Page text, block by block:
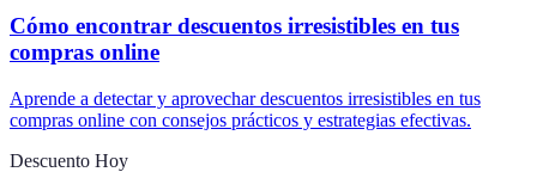
Cómo encontrar descuentos irresistibles en tus
compras online
Aprende a detectar y aprovechar descuentos irresistibles en tus
compras online con consejos prácticos y estrategias efectivas.
Descuento Hoy